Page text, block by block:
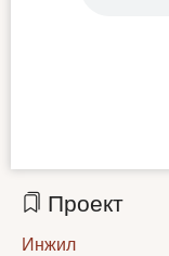
Проект
Инжил